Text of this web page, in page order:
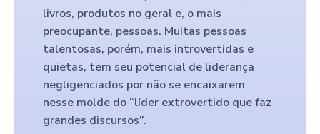
livros, produtos no geral e, o mais
preocupante, pessoas. Muitas pessoas
talentosas, porém, mais introvertidas e
quietas, tem seu potencial de liderança
negligenciados por não se encaixarem
nesse molde do “líder extrovertido que faz
grandes discursos”.